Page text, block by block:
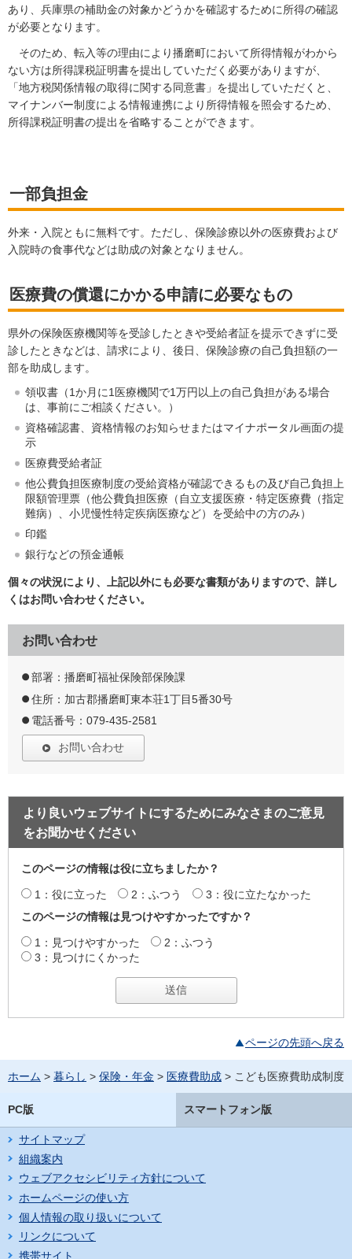
あり、兵庫県の補助金の対象かどうかを確認するために所得の確認
が必要となります。
そのため、転入等の理由により播磨町において所得情報がわから
ない方は所得課税証明書を提出していただく必要がありますが、
「地方税関係情報の取得に関する同意書」を提出していただくと、
マイナンバー制度による情報連携により所得情報を照会するため、
所得課税証明書の提出を省略することができます。
一部負担金
外来・入院ともに無料です。ただし、保険診療以外の医療費および
入院時の食事代などは助成の対象となりません。
医療費の償還にかかる申請に必要なもの
県外の保険医療機関等を受診したときや受給者証を提示できずに受
診したときなどは、請求により、後日、保険診療の自己負担額の一
部を助成します。
領収書（1か月に1医療機関で1万円以上の自己負担がある場合
は、事前にご相談ください。）
資格確認書、資格情報のお知らせまたはマイナポータル画面の提
示
医療費受給者証
他公費負担医療制度の受給資格が確認できるもの及び自己負担上
限額管理票（他公費負担医療（自立支援医療・特定医療費（指定
難病）、小児慢性特定疾病医療など）を受給中の方のみ）
印鑑
銀行などの預金通帳
個々の状況により、上記以外にも必要な書類がありますので、詳し
くはお問い合わせください。
お問い合わせ
部署：播磨町福祉保険部保険課
住所：加古郡播磨町東本荘1丁目5番30号
電話番号：079-435-2581
お問い合わせ
より良いウェブサイトにするためにみなさまのご意見
をお聞かせください
このページの情報は役に立ちましたか？
1：役に立った 2：ふつう
3：役に立たなかった
このページの情報は見つけやすかったですか？
1：見つけやすかった
2：ふつう
3：見つけにくかった
ページの先頭へ戻る
ホーム > 暮らし > 保険・年金 > 医療費助成 > こども医療費助成制度
PC版 スマートフォン版
サイトマップ
組織案内
ウェブアクセシビリティ方針について
ホームページの使い方
個人情報の取り扱いについて
リンクについて
携帯サイト